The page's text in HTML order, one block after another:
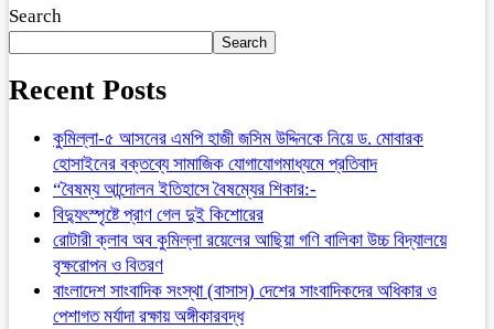
Search
Search
Recent Posts
কুমিল্লা-৫ আসনের এমপি হাজী জসিম উদ্দিনকে নিয়ে ড. মোবারক
হোসাইনের বক্তব্যে সামাজিক যোগাযোগমাধ্যমে প্রতিবাদ
“বৈষম্য আন্দোলন ইতিহাসে বৈষম্যের শিকার:-
বিদ্যুৎস্পৃষ্টে প্রাণ গেল দুই কিশোরের
রোটারী ক্লাব অব কুমিল্লা রয়েলের আছিয়া গণি বালিকা উচ্চ বিদ্যালয়ে
বৃক্ষরোপন ও বিতরণ
বাংলাদেশ সাংবাদিক সংস্থা (বাসাস) দেশের সাংবাদিকদের অধিকার ও
পেশাগত মর্যাদা রক্ষায় অঙ্গীকারবদ্ধ